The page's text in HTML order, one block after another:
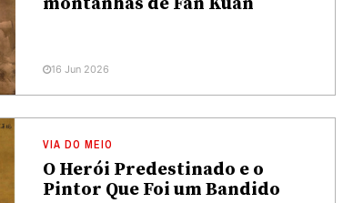
16 Jun 2026
VIA DO MEIO
O Herói Predestinado e o
Pintor Que Foi um Bandido